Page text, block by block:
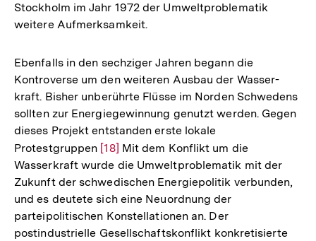
Stockholm im Jahr 1972 der Umweltproblematik
weitere Aufmerksamkeit.
Ebenfalls in den sechziger Jahren begann die
Kontroverse um den weiteren Ausbau der Wasser-
kraft. Bisher unberührte Flüsse im Norden Schwedens
sollten zur Energiegewinnung genutzt werden. Gegen
dieses Projekt entstanden erste lokale
Protestgruppen Zur
Auflösung
der
Fußnote
[18] Mit dem Konflikt um die
Wasserkraft wurde die Umweltproblematik mit der
Zukunft der schwedischen Energiepolitik verbunden,
und es deutete sich eine Neuordnung der
parteipolitischen Konstellationen an. Der
postindustrielle Gesellschaftskonflikt konkretisierte